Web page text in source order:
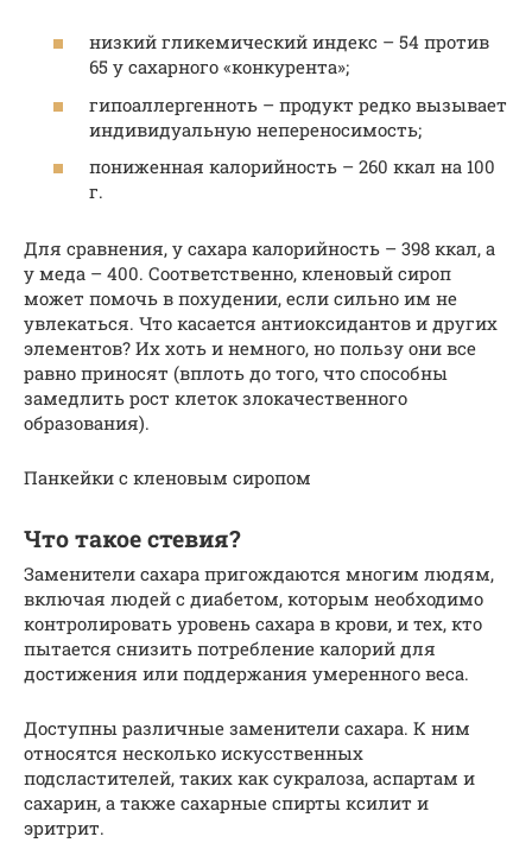
низкий гликемический индекс – 54 против
65 у сахарного «конкурента»;
гипоаллергенноть – продукт редко вызывает
индивидуальную непереносимость;
пониженная калорийность – 260 ккал на 100
г.
Для сравнения, у сахара калорийность – 398 ккал, а
у меда – 400. Соответственно, кленовый сироп
может помочь в похудении, если сильно им не
увлекаться. Что касается антиоксидантов и других
элементов? Их хоть и немного, но пользу они все
равно приносят (вплоть до того, что способны
замедлить рост клеток злокачественного
образования).
Панкейки с кленовым сиропом
Что такое стевия?
Заменители сахара пригождаются многим людям,
включая людей с диабетом, которым необходимо
контролировать уровень сахара в крови, и тех, кто
пытается снизить потребление калорий для
достижения или поддержания умеренного веса.
Доступны различные заменители сахара. К ним
относятся несколько искусственных
подсластителей, таких как сукралоза, аспартам и
сахарин, а также сахарные спирты ксилит и
эритрит.